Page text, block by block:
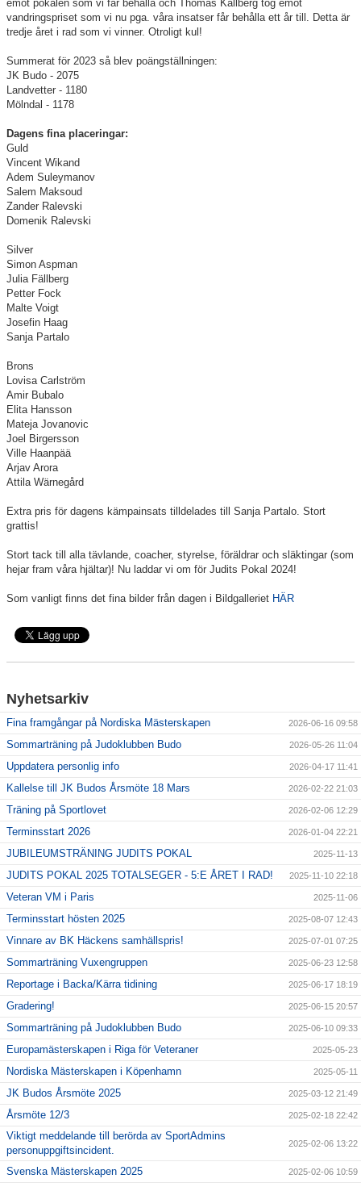
emot pokalen som vi får behålla och Thomas Källberg tog emot
vandringspriset som vi nu pga. våra insatser får behålla ett år till. Detta är
tredje året i rad som vi vinner. Otroligt kul!
Summerat för 2023 så blev poängställningen:
JK Budo - 2075
Landvetter - 1180
Mölndal - 1178
Dagens fina placeringar:
Guld
Vincent Wikand
Adem Suleymanov
Salem Maksoud
Zander Ralevski
Domenik Ralevski
Silver
Simon Aspman
Julia Fällberg
Petter Fock
Malte Voigt
Josefin Haag
Sanja Partalo
Brons
Lovisa Carlström
Amir Bubalo
Elita Hansson
Mateja Jovanovic
Joel Birgersson
Ville Haanpää
Arjav Arora
Attila Wärnegård
Extra pris för dagens kämpainsats tilldelades till Sanja Partalo. Stort
grattis!
Stort tack till alla tävlande, coacher, styrelse, föräldrar och släktingar (som
hejar fram våra hjältar)! Nu laddar vi om för Judits Pokal 2024!
Som vanligt finns det fina bilder från dagen i Bildgalleriet HÄR
Nyhetsarkiv
Fina framgångar på Nordiska Mästerskapen 2026-06-16 09:58
Sommarträning på Judoklubben Budo 2026-05-26 11:04
Uppdatera personlig info 2026-04-17 11:41
Kallelse till JK Budos Årsmöte 18 Mars 2026-02-22 21:03
Träning på Sportlovet 2026-02-06 12:29
Terminsstart 2026 2026-01-04 22:21
JUBILEUMSTRÄNING JUDITS POKAL 2025-11-13
JUDITS POKAL 2025 TOTALSEGER - 5:E ÅRET I RAD! 2025-11-10 22:18
Veteran VM i Paris 2025-11-06
Terminsstart hösten 2025 2025-08-07 12:43
Vinnare av BK Häckens samhällspris! 2025-07-01 07:25
Sommarträning Vuxengruppen 2025-06-23 12:58
Reportage i Backa/Kärra tidining 2025-06-17 18:19
Gradering! 2025-06-15 20:57
Sommarträning på Judoklubben Budo 2025-06-10 09:33
Europamästerskapen i Riga för Veteraner 2025-05-23
Nordiska Mästerskapen i Köpenhamn 2025-05-11
JK Budos Årsmöte 2025 2025-03-12 21:49
Årsmöte 12/3 2025-02-18 22:42
Viktigt meddelande till berörda av SportAdmins
personuppgiftsincident.
2025-02-06 13:22
Svenska Mästerskapen 2025 2025-02-06 10:59